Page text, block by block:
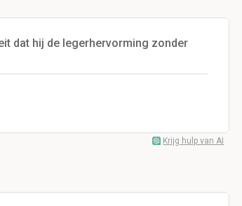
dat hij de legerhervorming zonder
Krijg hulp van AI